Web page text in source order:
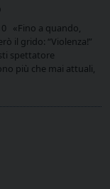
«Fino a quando,
il grido: “Violenza!”
spettatore
più che mai attuali,